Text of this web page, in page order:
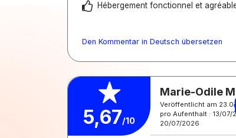
Hébergement fonctionnel et
Den Kommentar in Deutsch übersetzen
5,67/10
Marie-Odile
Veröffentlicht am
pro Aufenthalt : 13/07/
20/07/2026